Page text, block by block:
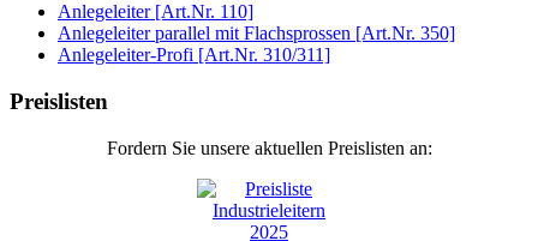
Anlegeleiter [Art.Nr. 110]
Anlegeleiter parallel mit Flachsprossen [Art.Nr. 350]
Anlegeleiter-Profi [Art.Nr. 310/311]
Preislisten
Fordern Sie unsere aktuellen Preislisten an: